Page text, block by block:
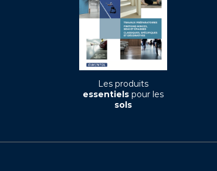
Les produits
essentiels pour les
sols